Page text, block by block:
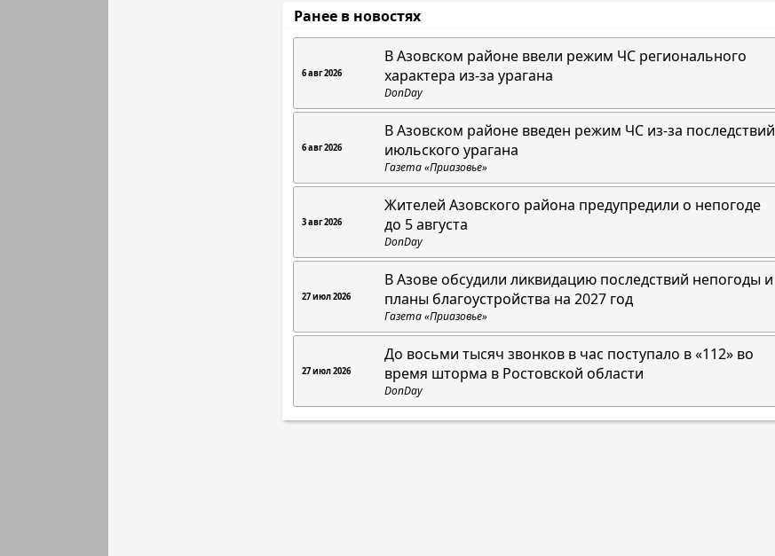
Ранее в новостях
6 авг 2026
В Азовском районе ввели режим ЧС регионального
характера из-за урагана
DonDay
6 авг 2026
В Азовском районе введен режим ЧС из-за последствий
июльского урагана
Газета «Приазовье»
3 авг 2026
Жителей Азовского района предупредили о непогоде
до 5 августа
DonDay
27 июл 2026
В Азове обсудили ликвидацию последствий непогоды и
планы благоустройства на 2027 год
Газета «Приазовье»
27 июл 2026
До восьми тысяч звонков в час поступало в «112» во
время шторма в Ростовской области
DonDay